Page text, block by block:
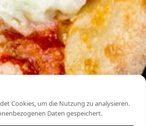
Cookies, um die Nutzung zu analysieren.
Daten gespeichert.